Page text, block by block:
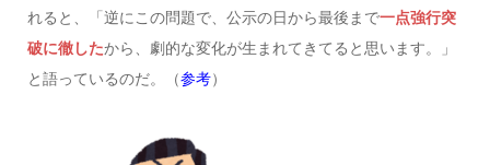
れると、「逆にこの問題で、公示の日から最後まで一点強行突
破に徹したから、劇的な変化が生まれてきてると思います。」
と語っているのだ。（参考）